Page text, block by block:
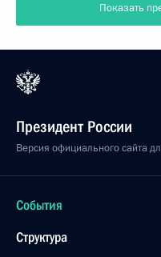
Показать
Президент России
Версия официального сайта
События
Структура